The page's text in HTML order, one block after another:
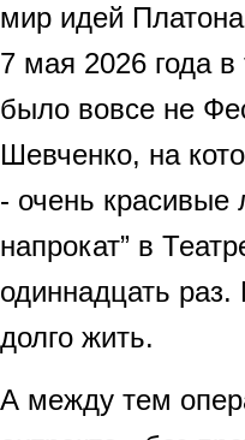
мир идей
7 мая 2026 года
было вовсе не
Шевченко, на
- очень красивые
напрокат” в
одиннадцать
долго жить.
А между тем